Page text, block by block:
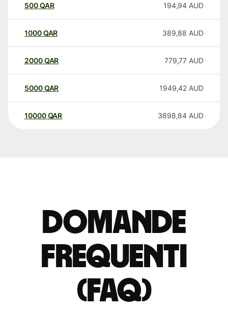
500QAR 194,94 AUD
1000QAR 389,88 AUD
2000QAR 779,77 AUD
5000QAR 1949,42 AUD
10000 QAR 3898,84 AUD
Domande
Frequenti
(FAQ)